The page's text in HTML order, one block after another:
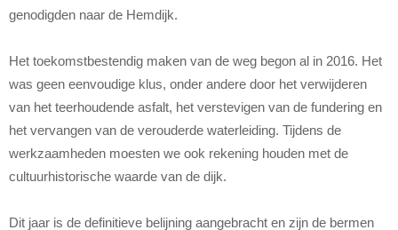
genodigden naar de Hemdijk.
Het toekomstbestendig maken van de weg begon al in 2016. Het
was geen eenvoudige klus, onder andere door het verwijderen
van het teerhoudende asfalt, het verstevigen van de fundering en
het vervangen van de verouderde waterleiding. Tijdens de
werkzaamheden moesten we ook rekening houden met de
cultuurhistorische waarde van de dijk.
Dit jaar is de definitieve belijning aangebracht en zijn de bermen